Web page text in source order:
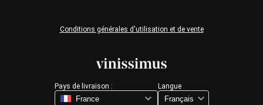
Pays de livraison : Langue
Conditions générales d'utilisation et de vente